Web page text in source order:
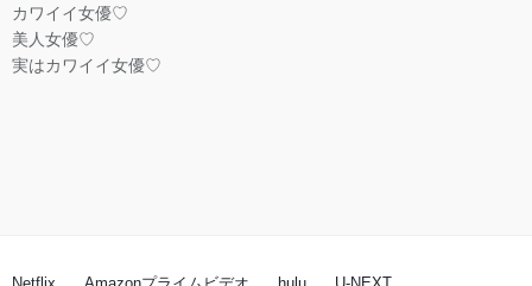
カワイイ女優♡
美人女優♡
実はカワイイ女優♡